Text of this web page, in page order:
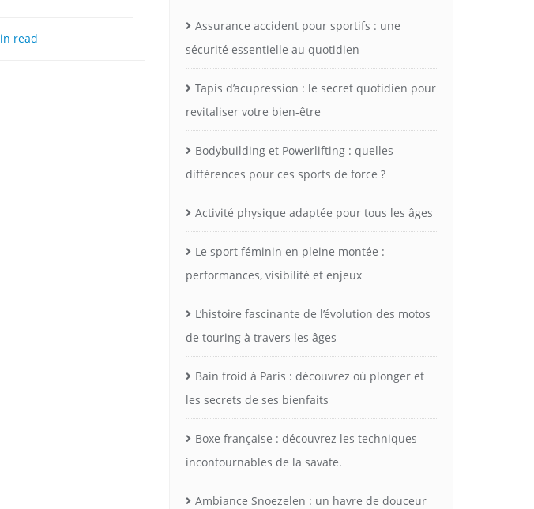
read
Assurance accident pour sportifs : une
sécurité essentielle au quotidien
Tapis d’acupression : le secret quotidien pour
revitaliser votre bien-être
Bodybuilding et Powerlifting : quelles
différences pour ces sports de force ?
Activité physique adaptée pour tous les âges
Le sport féminin en pleine montée :
performances, visibilité et enjeux
L’histoire fascinante de l’évolution des motos
de touring à travers les âges
Bain froid à Paris : découvrez où plonger et
les secrets de ses bienfaits
Boxe française : découvrez les techniques
incontournables de la savate.
Ambiance Snoezelen : un havre de douceur